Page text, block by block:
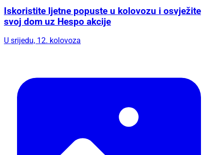
Iskoristite ljetne popuste u kolovozu i osvježite
svoj dom uz Hespo akcije
U srijedu, 12. kolovoza